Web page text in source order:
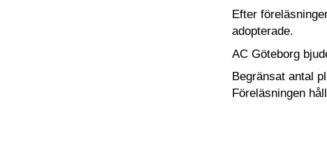
Efter
adopterade.
AC Göteborg
Begränsat antal
Föreläsningen